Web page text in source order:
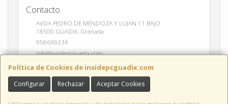
Política de Cookies de insidepcguadix.com
Configurar Rechazar Aceptar Cookies
Contacto
AVDA PEDRO DE MENDOZA Y LUJAN 11 BAJO
18500 GUADIX, Granada
958669234
info@insidepcguadix.com
Horario